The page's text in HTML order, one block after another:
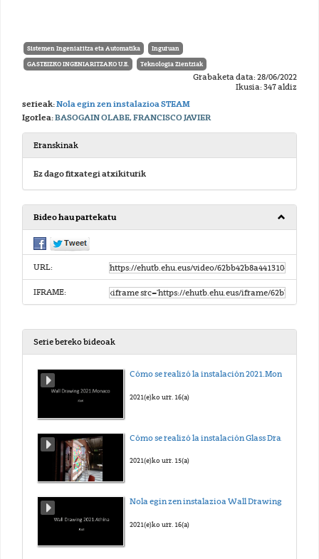
Sistemen Ingeniaritza eta Automatika Inguruan
GASTEIZKO INGENIARITZAKO U.E. Teknologia Zientziak
Grabaketa data: 28/06/2022
Ikusia: 347 aldiz
serieak:Nola egin zen instalazioa STEAM
Igorlea:BASOGAIN OLABE, FRANCISCO JAVIER
Eranskinak
Ez dago fitxategi atxikiturik
Bideo hau partekatu
URL:
IFRAME:
Serie bereko bideoak
2021(e)ko urr. 16(a)
2021(e)ko urr. 15(a)
2021(e)ko urr. 16(a)